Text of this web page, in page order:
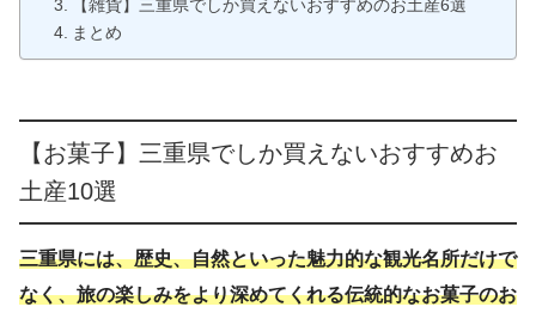
【雑貨】三重県でしか買えないおすすめのお土産6選
まとめ
【お菓子】三重県でしか買えないおすすめお
土産10選
三重県には、歴史、自然といった魅力的な観光名所だけで
なく、旅の楽しみをより深めてくれる伝統的なお菓子のお